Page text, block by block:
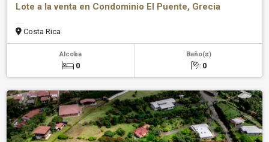
Lote a la venta en Condominio El Puente, Grecia
Costa Rica
Alcoba
0
Baño(s)
0